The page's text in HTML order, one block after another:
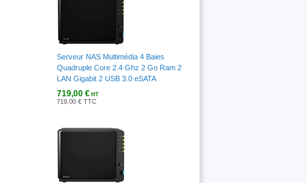
Serveur NAS Multimédia 4 Baies
Quadruple Core 2.4 Ghz 2 Go Ram 2
LAN Gigabit 2 USB 3.0 eSATA
719,00 €HT
719,00 € TTC